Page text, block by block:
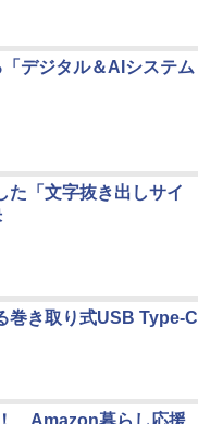
デジタル＆AIシステム
た「文字抜き出しサイ
巻き取り式USB Type-C
Amazon暮らし応援